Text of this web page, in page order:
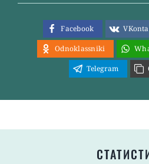
Facebook
Odnoklassniki
Telegram